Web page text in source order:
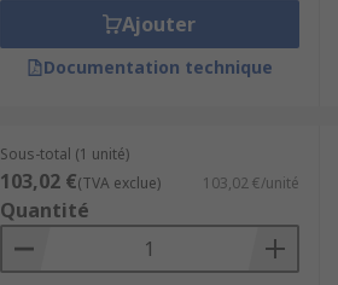
Ajouter
Documentation technique
Sous-total (1 unité)
103,02 €(TVA exclue) 103,02 €/unité
Quantité